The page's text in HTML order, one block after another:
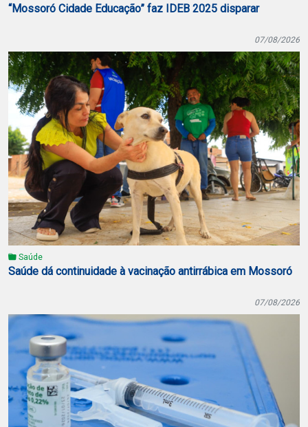
“Mossoró Cidade Educação” faz IDEB 2025 disparar
07/08/2026
Saúde
Saúde dá continuidade à vacinação antirrábica em Mossoró
07/08/2026